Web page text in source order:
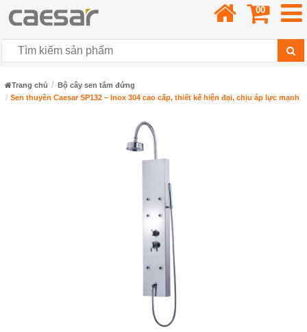
00
Trang chủ
Bộ cây sen tắm đứng
Sen thuyền Caesar SP132 – Inox 304 cao cấp, thiết kế hiện đại, chịu áp lực mạnh